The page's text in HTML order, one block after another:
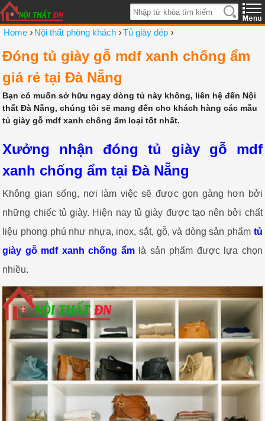
Home ›Nội thất phòng khách ›Tủ giày dép ›
Đóng tủ giày gỗ mdf xanh chống ẩm
giá rẻ tại Đà Nẵng
Bạn có muốn sở hữu ngay dòng tủ này không, liên hệ đến Nội
thất Đà Nẵng, chúng tôi sẽ mang đến cho khách hàng các mẫu
tủ giày gỗ mdf xanh chống ẩm loại tốt nhất.
Xưởng nhận đóng tủ giày gỗ mdf
xanh chống ẩm tại Đà Nẵng
Không gian sống, nơi làm việc sẽ được gọn gàng hơn bởi
những chiếc tủ giày. Hiện nay tủ giày được tạo nên bởi chất
liệu phong phú như nhựa, inox, sắt, gỗ, và dòng sản phẩm tủ
giày gỗ mdf xanh chống ẩmlà sản phẩm được lựa chọn
nhiều.